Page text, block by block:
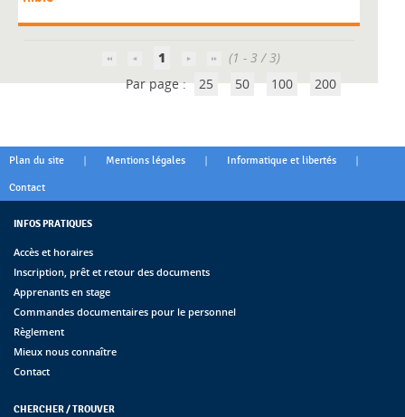
1
(1 - 3 / 3)
Par page : 25 50 100 200
Plan du site | Mentions légales | Informatique et libertés |
Contact
INFOS PRATIQUES
Accès et horaires
Inscription, prêt et retour des documents
Apprenants en stage
Commandes documentaires pour le personnel
Règlement
Mieux nous connaître
Contact
CHERCHER / TROUVER